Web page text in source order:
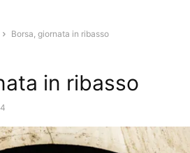
Borsa, giornata in ribasso
in ribasso